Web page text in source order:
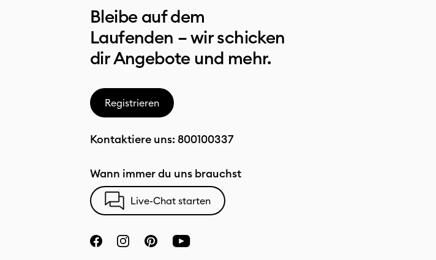
Bleibe auf dem
Laufenden – wir schicken
dir Angebote und mehr.
Registrieren
Kontaktiere uns: 800100337
Wann immer du uns brauchst
Live-Chat starten